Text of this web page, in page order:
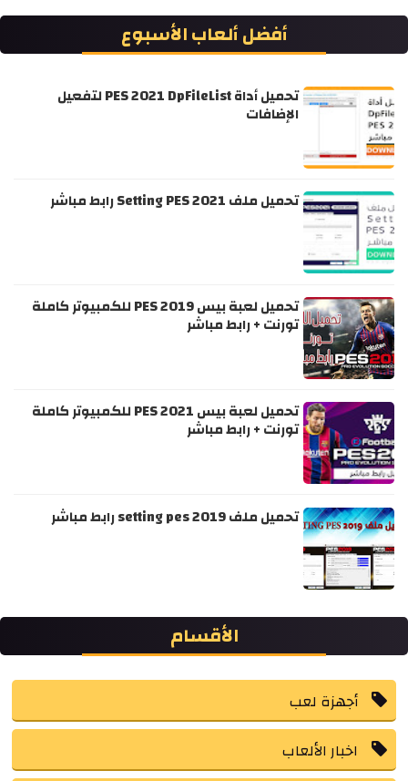
أفضل ألعاب الأسبوع
تحميل أداة PES 2021 DpFileList لتفعيل
الإضافات
تحميل ملف Setting PES 2021 رابط مباشر
تحميل لعبة بيس PES 2019 للكمبيوتر كاملة
تورنت + رابط مباشر
تحميل لعبة بيس PES 2021 للكمبيوتر كاملة
تورنت + رابط مباشر
تحميل ملف setting pes 2019 رابط مباشر
الأقسام
أجهزة لعب
اخبار الألعاب